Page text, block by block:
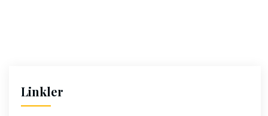
Linkler